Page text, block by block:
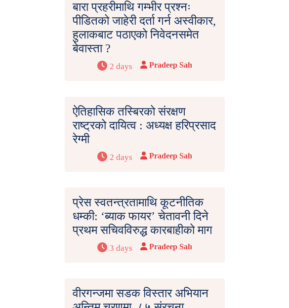
बारा प्रहरीमाथि गम्भीर प्रश्नः
पीडितको जाहेरी दर्ता गर्न अस्वीकार,
हुलाकबाट पठाएको निवेदनसमेत
बेवास्ता ?
2 days Pradeep Sah
ऐतिहासिक तस्बिरको संरक्षण
राष्ट्रको दायित्व : अध्यक्ष हरिप्रसाद
रेग्मी
2 days Pradeep Sah
प्रेस स्वतन्त्रतामाथि कूटनीतिक
धम्की: ‘ब्याक फायर’ चेतावनी दिने
प्रथम सचिवविरुद्ध कारबाहीको माग
3 days Pradeep Sah
वीरगन्जमा सडक विस्तार अभियान